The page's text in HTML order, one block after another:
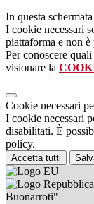
In questa
I cookie necessari
piattaforma e non
Per conoscere
visionare la
Cookie necessari
I cookie necessari
disabilitati. È
policy.
Accetta tutti
Buonarroti"